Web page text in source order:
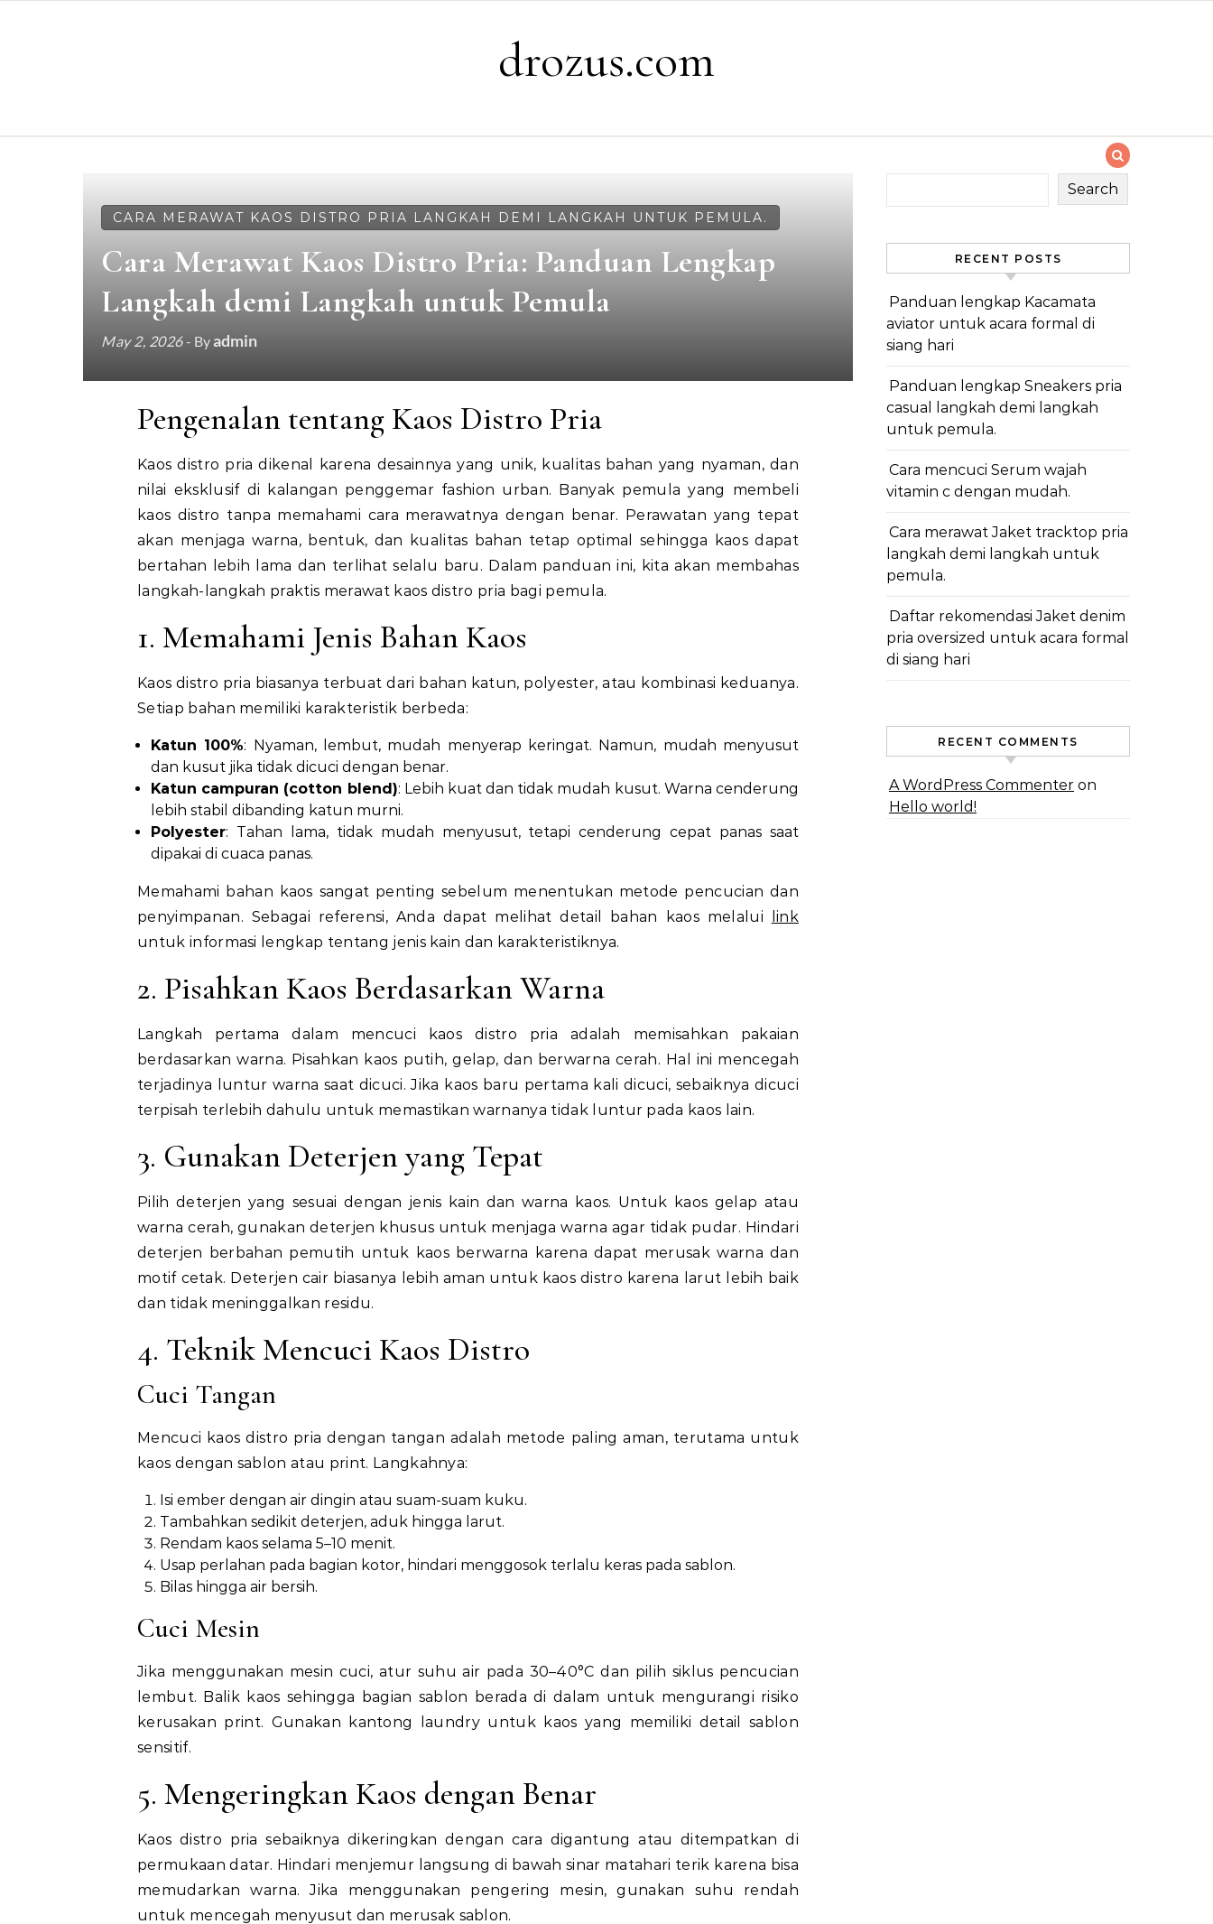
drozus.com
CARA MERAWAT KAOS DISTRO PRIA LANGKAH DEMI LANGKAH UNTUK PEMULA.
Cara Merawat Kaos Distro Pria: Panduan Lengkap
Langkah demi Langkah untuk Pemula
May 2, 2026- Byadmin
Pengenalan tentang Kaos Distro Pria
Kaos distro pria dikenal karena desainnya yang unik, kualitas bahan yang nyaman, dan
nilai eksklusif di kalangan penggemar fashion urban. Banyak pemula yang membeli
kaos distro tanpa memahami cara merawatnya dengan benar. Perawatan yang tepat
akan menjaga warna, bentuk, dan kualitas bahan tetap optimal sehingga kaos dapat
bertahan lebih lama dan terlihat selalu baru. Dalam panduan ini, kita akan membahas
langkah-langkah praktis merawat kaos distro pria bagi pemula.
1. Memahami Jenis Bahan Kaos
Kaos distro pria biasanya terbuat dari bahan katun, polyester, atau kombinasi keduanya.
Setiap bahan memiliki karakteristik berbeda:
Katun 100%: Nyaman, lembut, mudah menyerap keringat. Namun, mudah menyusut
dan kusut jika tidak dicuci dengan benar.
Katun campuran (cotton blend): Lebih kuat dan tidak mudah kusut. Warna cenderung
lebih stabil dibanding katun murni.
Polyester: Tahan lama, tidak mudah menyusut, tetapi cenderung cepat panas saat
dipakai di cuaca panas.
Memahami bahan kaos sangat penting sebelum menentukan metode pencucian dan
penyimpanan. Sebagai referensi, Anda dapat melihat detail bahan kaos melalui
link
untuk informasi lengkap tentang jenis kain dan karakteristiknya.
2. Pisahkan Kaos Berdasarkan Warna
Langkah pertama dalam mencuci kaos distro pria adalah memisahkan pakaian
berdasarkan warna. Pisahkan kaos putih, gelap, dan berwarna cerah. Hal ini mencegah
terjadinya luntur warna saat dicuci. Jika kaos baru pertama kali dicuci, sebaiknya dicuci
terpisah terlebih dahulu untuk memastikan warnanya tidak luntur pada kaos lain.
3. Gunakan Deterjen yang Tepat
Pilih deterjen yang sesuai dengan jenis kain dan warna kaos. Untuk kaos gelap atau
warna cerah, gunakan deterjen khusus untuk menjaga warna agar tidak pudar. Hindari
deterjen berbahan pemutih untuk kaos berwarna karena dapat merusak warna dan
motif cetak. Deterjen cair biasanya lebih aman untuk kaos distro karena larut lebih baik
dan tidak meninggalkan residu.
4. Teknik Mencuci Kaos Distro
Cuci Tangan
Mencuci kaos distro pria dengan tangan adalah metode paling aman, terutama untuk
kaos dengan sablon atau print. Langkahnya:
Isi ember dengan air dingin atau suam-suam kuku.
Tambahkan sedikit deterjen, aduk hingga larut.
Rendam kaos selama 5–10 menit.
Usap perlahan pada bagian kotor, hindari menggosok terlalu keras pada sablon.
Bilas hingga air bersih.
Cuci Mesin
Jika menggunakan mesin cuci, atur suhu air pada 30–40°C dan pilih siklus pencucian
lembut. Balik kaos sehingga bagian sablon berada di dalam untuk mengurangi risiko
kerusakan print. Gunakan kantong laundry untuk kaos yang memiliki detail sablon
sensitif.
5. Mengeringkan Kaos dengan Benar
Kaos distro pria sebaiknya dikeringkan dengan cara digantung atau ditempatkan di
permukaan datar. Hindari menjemur langsung di bawah sinar matahari terik karena bisa
memudarkan warna. Jika menggunakan pengering mesin, gunakan suhu rendah
untuk mencegah menyusut dan merusak sablon.
Search
RECENT POSTS
Panduan lengkap Kacamata
aviator untuk acara formal di
siang hari
Panduan lengkap Sneakers pria
casual langkah demi langkah
untuk pemula.
Cara mencuci Serum wajah
vitamin c dengan mudah.
Cara merawat Jaket tracktop pria
langkah demi langkah untuk
pemula.
Daftar rekomendasi Jaket denim
pria oversized untuk acara formal
di siang hari
RECENT COMMENTS
A WordPress Commenter on
Hello world!